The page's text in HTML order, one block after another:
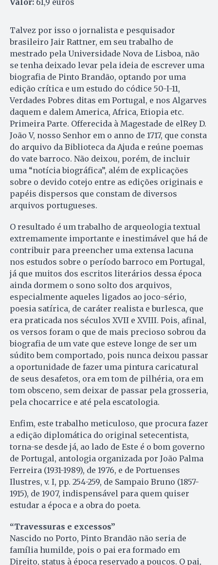
Valor: 61,9 euros
Talvez por isso o jornalista e pesquisador
brasileiro Jair Rattner, em seu trabalho de
mestrado pela Universidade Nova de Lisboa, não
se tenha deixado levar pela ideia de escrever uma
biografia de Pinto Brandão, optando por uma
edição crítica e um estudo do códice 50-I-11,
Verdades Pobres ditas em Portugal, e nos Algarves
daquem e dalem America, Africa, Etiopia etc.
Primeira Parte. Offerecida à Magestade de elRey D.
João V, nosso Senhor em o anno de 1717, que consta
do arquivo da Biblioteca da Ajuda e reúne poemas
do vate barroco. Não deixou, porém, de incluir
uma “notícia biográfica”, além de explicações
sobre o devido cotejo entre as edições originais e
papéis dispersos que constam de diversos
arquivos portugueses.
O resultado é um trabalho de arqueologia textual
extremamente importante e inestimável que há de
contribuir para preencher uma extensa lacuna
nos estudos sobre o período barroco em Portugal,
já que muitos dos escritos literários dessa época
ainda dormem o sono solto dos arquivos,
especialmente aqueles ligados ao joco-sério,
poesia satírica, de caráter realista e burlesca, que
era praticada nos séculos XVII e XVIII. Pois, afinal,
os versos foram o que de mais precioso sobrou da
biografia de um vate que esteve longe de ser um
súdito bem comportado, pois nunca deixou passar
a oportunidade de fazer uma pintura caricatural
de seus desafetos, ora em tom de pilhéria, ora em
tom obsceno, sem deixar de passar pela grosseria,
pela chocarrice e até pela escatologia.
Enfim, este trabalho meticuloso, que procura fazer
a edição diplomática do original setecentista,
torna-se desde já, ao lado de Este é o bom governo
de Portugal, antologia organizada por João Palma
Ferreira (1931-1989), de 1976, e de Portuenses
Ilustres, v. I, pp. 254-259, de Sampaio Bruno (1857-
1915), de 1907, indispensável para quem quiser
estudar a época e a obra do poeta.
“Travessuras e excessos”
Nascido no Porto, Pinto Brandão não seria de
família humilde, pois o pai era formado em
Direito, status à época reservado a poucos. O pai,